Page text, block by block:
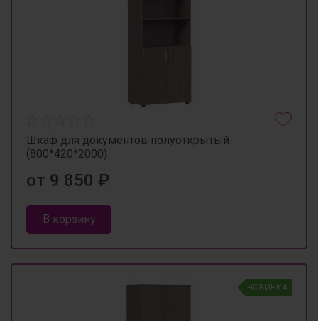
Шкаф для документов полуоткрытый
(800*420*2000)
от 9 850 ₽
В корзину
НОВИНКА